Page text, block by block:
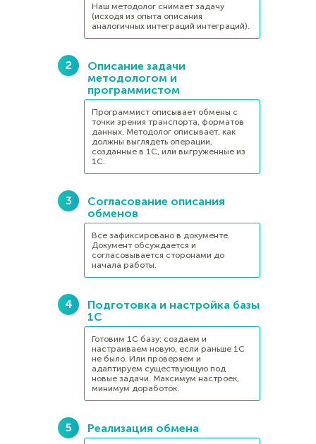
Наш методолог снимает задачу
(исходя из опыта описания
аналогичных интеграций интеграций).
Описание задачи
методологом и
программистом
Программист описывает обмены с
точки зрения транспорта, форматов
данных. Методолог описывает, как
должны выглядеть операции,
созданные в 1С, или выгруженные из
1С.
Согласование описания
обменов
Все зафиксировано в документе.
Документ обсуждается и
согласовывается сторонами до
начала работы.
Подготовка и настройка базы
1С
Готовим 1С базу: создаем и
настраиваем новую, если раньше 1С
не было. Или проверяем и
адаптируем существующую под
новые задачи. Максимум настроек,
минимум доработок.
Реализация обмена